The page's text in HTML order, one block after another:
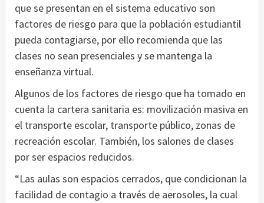
que se presentan en el sistema educativo son
factores de riesgo para que la población estudiantil
pueda contagiarse, por ello recomienda que las
clases no sean presenciales y se mantenga la
enseñanza virtual.
Algunos de los factores de riesgo que ha tomado en
cuenta la cartera sanitaria es: movilización masiva en
el transporte escolar, transporte público, zonas de
recreación escolar. También, los salones de clases
por ser espacios reducidos.
“Las aulas son espacios cerrados, que condicionan la
facilidad de contagio a través de aerosoles, la cual